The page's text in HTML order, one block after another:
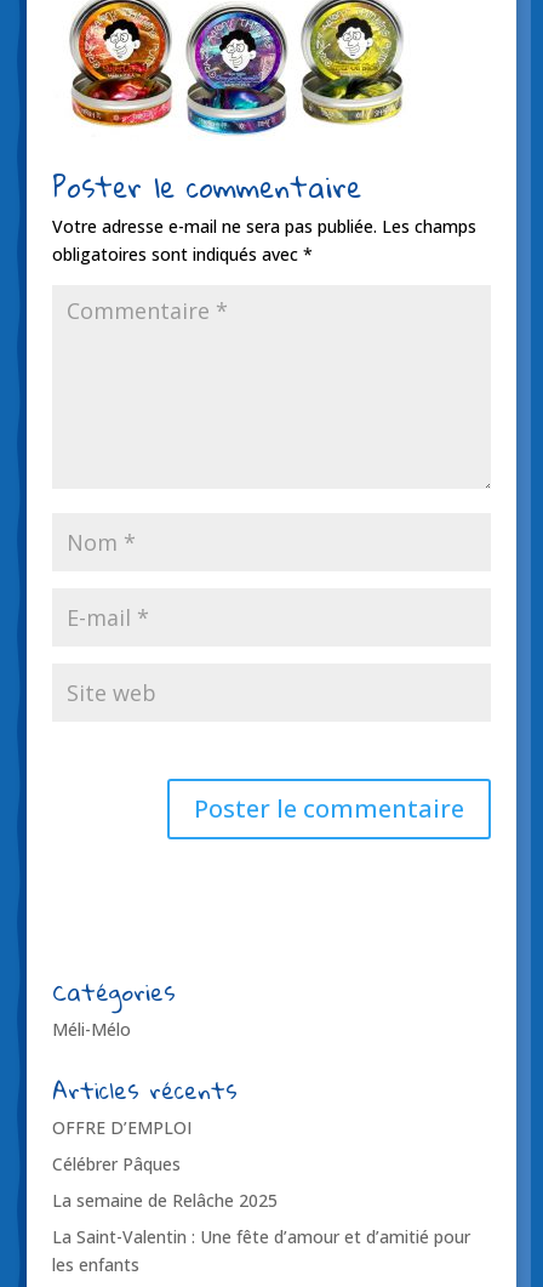
Poster le commentaire
Votre adresse e-mail ne sera pas publiée. Les champs
obligatoires sont indiqués avec *
Catégories
Méli-Mélo
Articles récents
OFFRE D’EMPLOI
Célébrer Pâques
La semaine de Relâche 2025
La Saint-Valentin : Une fête d’amour et d’amitié pour
les enfants